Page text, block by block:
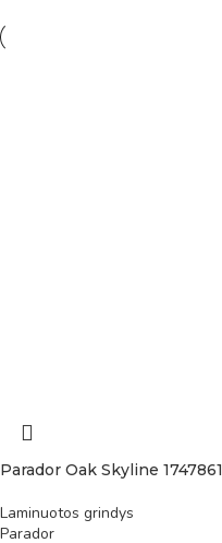
Parador Oak Skyline 1747861
Laminuotos grindys
Parador